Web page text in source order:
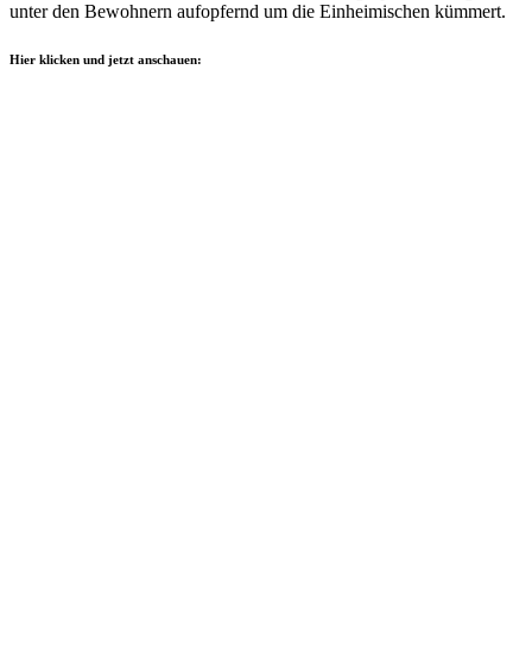
unter den Bewohnern aufopfernd um die Einheimischen kümmert.
Hier klicken und jetzt anschauen: